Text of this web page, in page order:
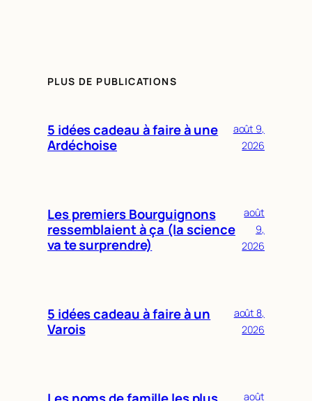
PLUS DE PUBLICATIONS
5 idées cadeau à faire à une
Ardéchoise
août 9,
2026
Les premiers Bourguignons
ressemblaient à ça (la science
va te surprendre)
août
9,
2026
5 idées cadeau à faire à un
Varois
août 8,
2026
août